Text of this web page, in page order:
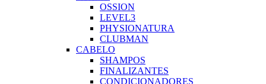
OSSION
LEVEL3
PHYSIONATURA
CLUBMAN
CABELO
SHAMPOS
FINALIZANTES
CONDICIONADORES